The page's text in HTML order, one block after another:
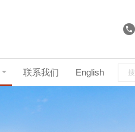
联系我们 English